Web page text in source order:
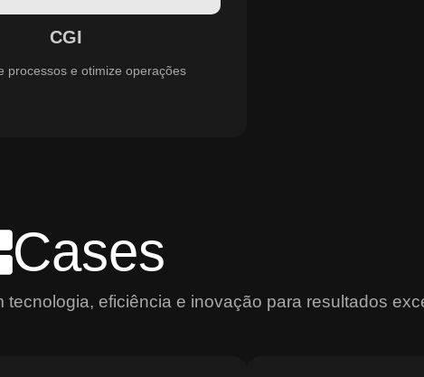
CGI
processos e otimize operações
Cases
eficiência e inovação para resultados